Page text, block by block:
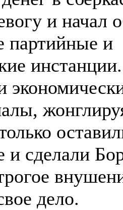
и начал
партийные и
и сделали
дело.